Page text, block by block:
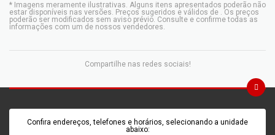
* Imagens meramente ilustrativas. Alguns itens apresentados poderão não
estar disponíveis nas versões. Preços sugeridos e válidos de . Os preços
poderão ser modificados sem aviso prévio. Consulte e confirme todas as
informações com um de nossos vendedores.
Compartilhe nas redes sociais!
Confira endereços, telefones e horários, selecionando a unidade
abaixo: